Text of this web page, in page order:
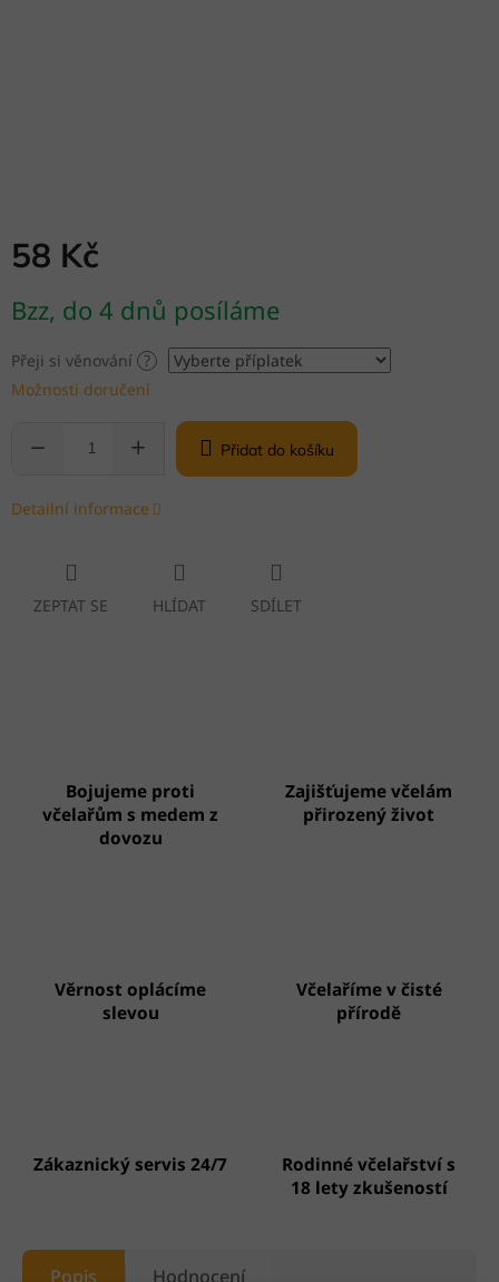
58 Kč
cena:
Bzz, do 4 dnů posíláme
Přeji si věnování ?
Možnosti doručení
Přidat do košíku
Detailní informace
ZEPTAT SE HLÍDAT SDÍLET
Bojujeme proti
včelařům s medem z
dovozu
Zajišťujeme včelám
přirozený život
Věrnost oplácíme
slevou
Včelaříme v čisté
přírodě
Zákaznický servis 24/7
Rodinné včelařství s
18 lety zkušeností
Popis Hodnocení